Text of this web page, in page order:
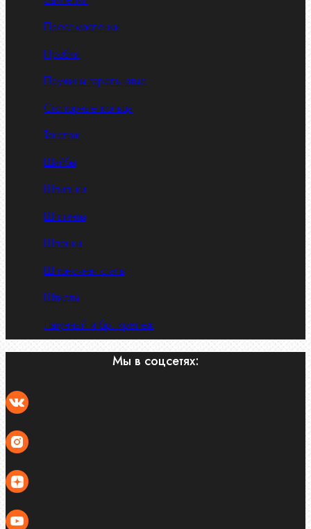
Пресс-масленки
Пробки
Пружины тарельчатые
Стопорные кольца
Такелаж
Шайбы
Шпильки
Шплинты
Шпонки
Шпоночная сталь
Штифты
Латунный и бр. крепеж
Мы в соцсетях: